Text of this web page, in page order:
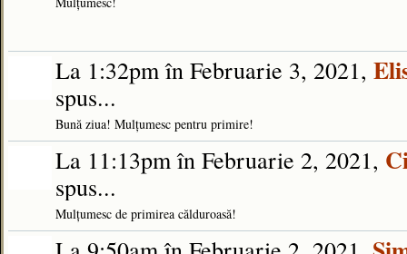
La 1:32pm în Februarie 3, 2021,
spus...
Bună ziua! Mulțumesc pentru primire!
La 11:13pm în Februarie 2, 2021,
spus...
Mulțumesc de primirea călduroasă!